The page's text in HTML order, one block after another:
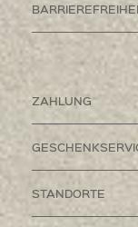
ZAHLUNG
STANDORTE